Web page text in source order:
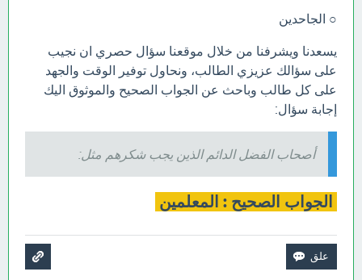
○ الجاحدين
يسعدنا ويشرفنا من خلال موقعنا سؤال حصري ان نجيب
على سؤالك عزيزي الطالب، ونحاول توفير الوقت والجهد
على كل طالب وباحث عن الجواب الصحيح والموثوق اليك
إجابة سؤال:
أصحاب الفضل الدائم الذين يجب شكرهم مثل:
الجواب الصحيح : المعلمين